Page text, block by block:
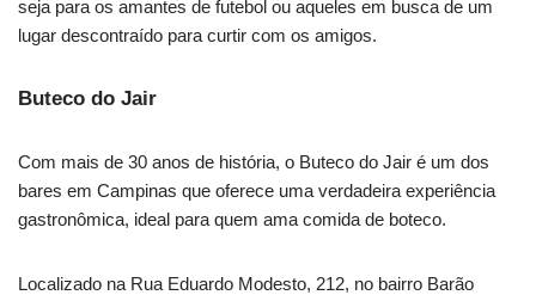
seja para os amantes de futebol ou aqueles em busca de um
lugar descontraído para curtir com os amigos.
Buteco do Jair
Com mais de 30 anos de história, o Buteco do Jair é um dos
bares em Campinas que oferece uma verdadeira experiência
gastronômica, ideal para quem ama comida de boteco.
Localizado na Rua Eduardo Modesto, 212, no bairro Barão